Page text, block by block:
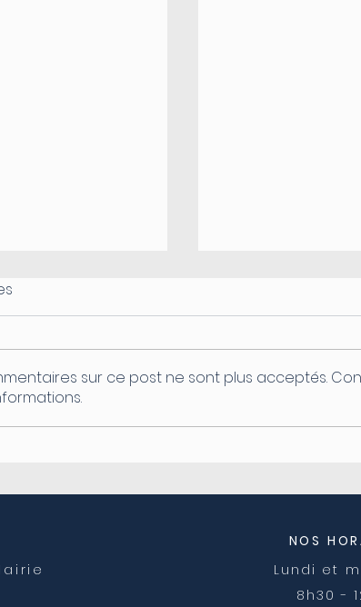
du secrétariat
Coupure
sur ce post ne sont plus acceptés.
NOS
Lundi et
8h30 -